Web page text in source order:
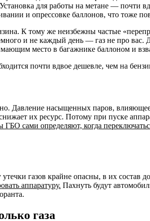
Установка для работы на метане —
и опрессовке баллонов, что тоже
К тому же неизбежны частые
и не каждый день — газ не про вас.
место в багажнике баллоном и
почти вдвое ­дешевле, чем ­на
Давление насыщенных паров,
их ресурс. Потому при пуске
ГБО сами определяют, когда
газов крайне опасны, в их состав
аппаратуру. Пахнуть будут
газа